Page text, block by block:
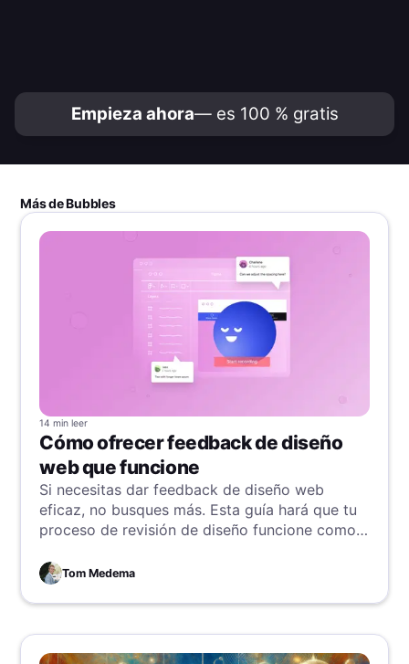
Empieza ahora— es 100 % gratis
Más de Bubbles
14 min leer
Cómo ofrecer feedback de diseño
web que funcione
Si necesitas dar feedback de diseño web
eficaz, no busques más. Esta guía hará que tu
proceso de revisión de diseño funcione como
Tom Medema